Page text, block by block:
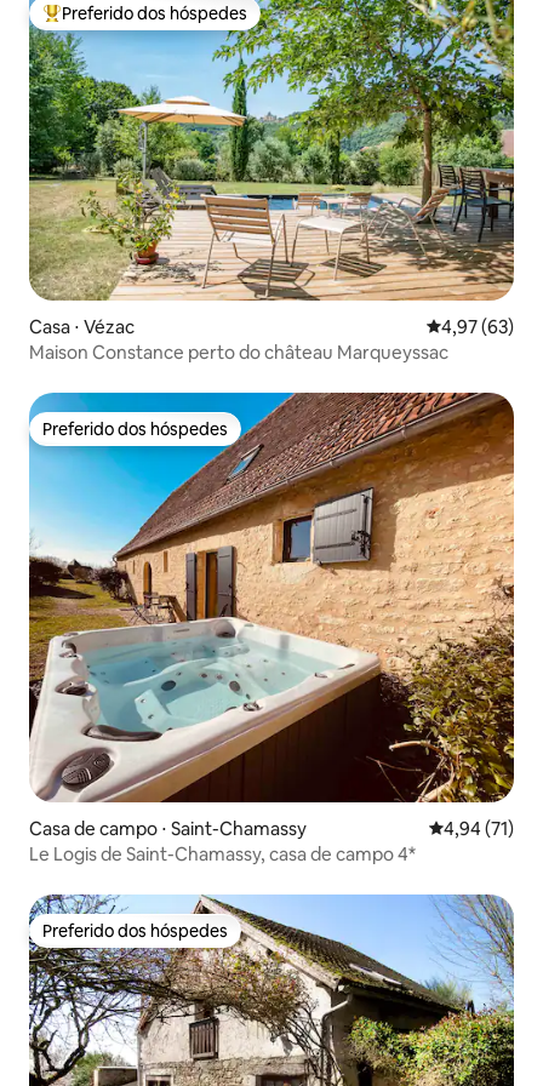
Entre os melhores preferidos dos hóspedes
Preferido dos hóspedes
Casa ⋅ Vézac 4,97 de uma
4,97 (63)
Maison Constance perto do château Marqueyssac
Preferido dos hóspedes
Preferido dos hóspedes
Casa de campo ⋅ Saint-Chamassy 4,94 de uma
4,94 (71)
Le Logis de Saint-Chamassy, casa de campo 4*
Preferido dos hóspedes
Preferido dos hóspedes